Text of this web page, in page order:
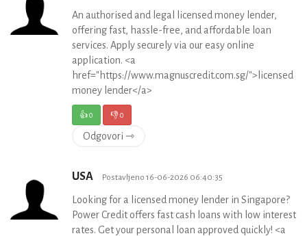
An authorised and legal licensed money lender,
offering fast, hassle-free, and affordable loan
services. Apply securely via our easy online
application. <a
href="https://www.magnuscredit.com.sg/">licensed
money lender</a>
👍0 👎0
Odgovori ⇾
USA Postavljeno 16-06-2026 06:40:35
Looking for a licensed money lender in Singapore?
Power Credit offers fast cash loans with low interest
rates. Get your personal loan approved quickly! <a